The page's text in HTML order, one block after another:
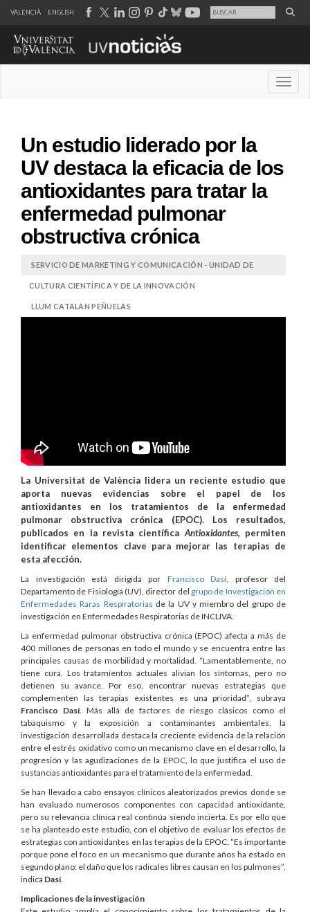
VALENCIÀ ENGLISH
Un estudio liderado por la
UV destaca la eficacia de los
antioxidantes para tratar la
enfermedad pulmonar
obstructiva crónica
SERVICIO DE MARKETING Y COMUNICACIÓN - UNIDAD DE
CULTURA CIENTÍFICA Y DE LA INNOVACIÓN
LLUM CATALAN PEÑUELAS
La Universitat de València lidera un reciente estudio que
aporta nuevas evidencias sobre el papel de los
antioxidantes en los tratamientos de la enfermedad
pulmonar obstructiva crónica (EPOC). Los resultados,
publicados en la revista científica Antioxidantes, permiten
identificar elementos clave para mejorar las terapias de
esta afección.
La investigación está dirigida por Francisco Dasí, profesor del
Departamento de Fisiología (UV), director del grupo de Investigación en
Enfermedades Raras Respiratorias de la UV y miembro del grupo de
investigación en Enfermedades Respiratorias de INCLIVA.
La enfermedad pulmonar obstructiva crónica (EPOC) afecta a más de
400 millones de personas en todo el mundo y se encuentra entre las
principales causas de morbilidad y mortalidad. “Lamentablemente, no
tiene cura. Los tratamientos actuales alivian los síntomas, pero no
detienen su avance. Por eso, encontrar nuevas estrategias que
complementen las terapias existentes es una prioridad”, subraya
Francisco Dasí. Más allá de factores de riesgo clásicos como el
tabaquismo y la exposición a contaminantes ambientales, la
investigación desarrollada destaca la creciente evidencia de la relación
entre el estrés oxidativo como un mecanismo clave en el desarrollo, la
progresión y las agudizaciones de la EPOC, lo que justifica el uso de
sustancias antioxidantes para el tratamiento de la enfermedad.
Se han llevado a cabo ensayos clínicos aleatorizados previos donde se
han evaluado numerosos componentes con capacidad antioxidante,
pero su relevancia clínica real continúa siendo incierta. Es por ello que
se ha planteado este estudio, con el objetivo de evaluar los efectos de
estrategias con antioxidantes en las terapias de la EPOC. “Es importante
porque pone el foco en un mecanismo que durante años ha estado en
segundo plano: el daño que los radicales libres causan en los pulmones”,
indica Dasí.
Implicaciones de la investigación